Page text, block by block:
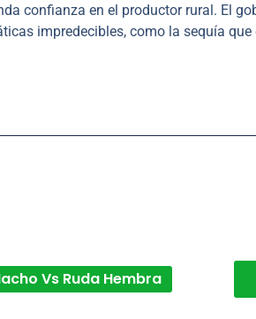
confianza en el productor rural. El
impredecibles, como la sequía
Vs Ruda Hembra